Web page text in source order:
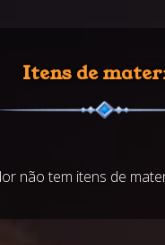
Itens de
não tem itens de